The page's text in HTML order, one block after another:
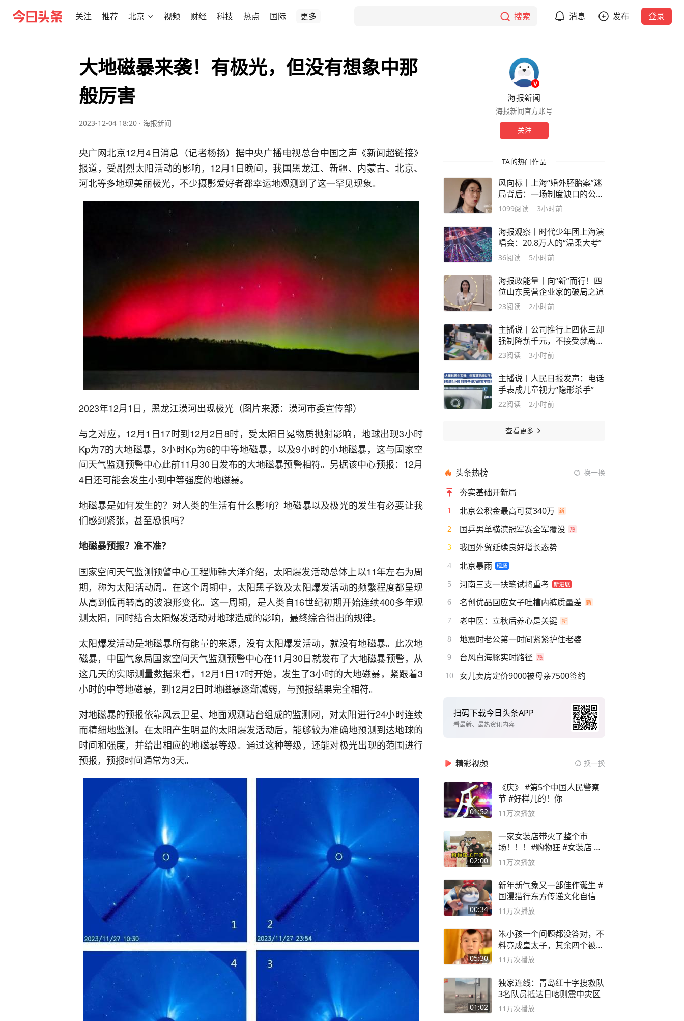
关注 推荐 北京 视频 财经 科技 热点 国际 更多 搜索 消息 发布 登录
大地磁暴来袭！有极光，但没有想象中那
般厉害
2023-12-04 18:20 · 海报新闻
央广网北京12月4日消息（记者杨扬）据中央广播电视总台中国之声《新闻超链接》
报道，受剧烈太阳活动的影响，12月1日晚间，我国黑龙江、新疆、内蒙古、北京、
河北等多地现美丽极光，不少摄影爱好者都幸运地观测到了这一罕见现象。
2023年12月1日，黑龙江漠河出现极光（图片来源：漠河市委宣传部）
与之对应，12月1日17时到12月2日8时，受太阳日冕物质抛射影响，地球出现3小时
Kp为7的大地磁暴，3小时Kp为6的中等地磁暴，以及9小时的小地磁暴，这与国家空
间天气监测预警中心此前11月30日发布的大地磁暴预警相符。另据该中心预报：12月
4日还可能会发生小到中等强度的地磁暴。
地磁暴是如何发生的？对人类的生活有什么影响？地磁暴以及极光的发生有必要让我
们感到紧张，甚至恐惧吗？
地磁暴预报？准不准？
国家空间天气监测预警中心工程师韩大洋介绍，太阳爆发活动总体上以11年左右为周
期，称为太阳活动周。在这个周期中，太阳黑子数及太阳爆发活动的频繁程度都呈现
从高到低再转高的波浪形变化。这一周期，是人类自16世纪初期开始连续400多年观
测太阳，同时结合太阳爆发活动对地球造成的影响，最终综合得出的规律。
太阳爆发活动是地磁暴所有能量的来源，没有太阳爆发活动，就没有地磁暴。此次地
磁暴，中国气象局国家空间天气监测预警中心在11月30日就发布了大地磁暴预警，从
这几天的实际测量数据来看，12月1日17时开始，发生了3小时的大地磁暴，紧跟着3
小时的中等地磁暴，到12月2日时地磁暴逐渐减弱，与预报结果完全相符。
对地磁暴的预报依靠风云卫星、地面观测站台组成的监测网，对太阳进行24小时连续
而精细地监测。在太阳产生明显的太阳爆发活动后，能够较为准确地预测到达地球的
时间和强度，并给出相应的地磁暴等级。通过这种等级，还能对极光出现的范围进行
预报，预报时间通常为3天。
海报新闻
海报新闻官方账号
关注
TA的热门作品
风向标丨上海“婚外胚胎案”迷
局背后：一场制度缺口的公共
追问
1099阅读 3小时前
海报观察丨时代少年团上海演
唱会：20.8万人的“温柔大考”
36阅读 5小时前
海报政能量丨向“新”而行！四
位山东民营企业家的破局之道
23阅读 2小时前
主播说丨公司推行上四休三却
强制降薪千元，不接受就离
职！这合法吗？
23阅读 3小时前
主播说丨人民日报发声：电话
手表成儿童视力“隐形杀手”
22阅读 2小时前
查看更多
头条热榜 换一换
夯实基础开新局
1 北京公积金最高可贷340万
2 国乒男单横滨冠军赛全军覆没
3 我国外贸延续良好增长态势
4 北京暴雨
5 河南三支一扶笔试将重考
6 名创优品回应女子吐槽内裤质量差
7 老中医：立秋后养心是关键
8 地震时老公第一时间紧紧护住老婆
9 台风白海豚实时路径
10 女儿卖房定价9000被母亲7500签约
扫码下载今日头条APP
看最新、最热资讯内容
精彩视频 换一换
01:52
《庆》 #第5个中国人民警察
节 #好样儿的！你
11万次播放
02:00
一家女装店带火了整个市
场！！！#购物狂 #女装店 #
高品质女装
11万次播放
00:34
新年新气象又一部佳作诞生 #
国漫猫行东方传递文化自信
11万次播放
05:30
笨小孩一个问题都没答对，不
料竟成皇太子，其余四个被处
死
11万次播放
01:02
独家连线：青岛红十字搜救队
3名队员抵达日喀则震中灾区
11万次播放